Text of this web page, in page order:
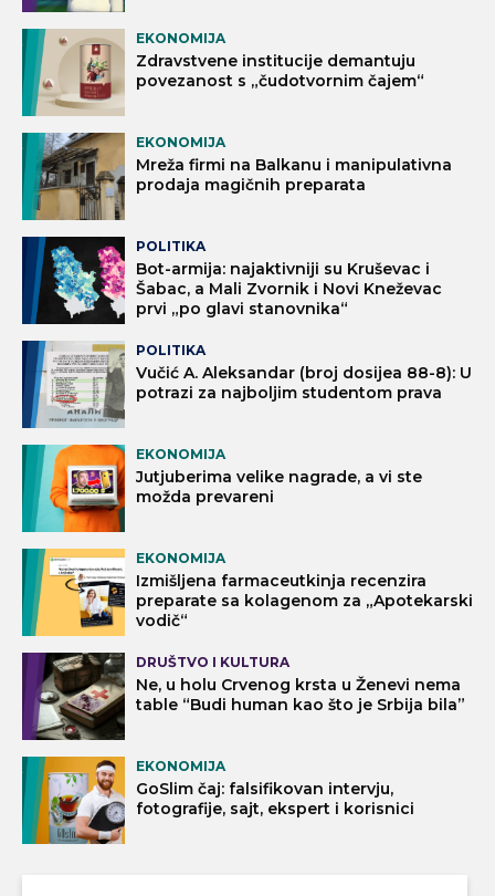
EKONOMIJA
Zdravstvene institucije demantuju
povezanost s „čudotvornim čajem“
EKONOMIJA
Mreža firmi na Balkanu i manipulativna
prodaja magičnih preparata
POLITIKA
Bot-armija: najaktivniji su Kruševac i
Šabac, a Mali Zvornik i Novi Kneževac
prvi „po glavi stanovnika“
POLITIKA
Vučić A. Aleksandar (broj dosijea 88-8): U
potrazi za najboljim studentom prava
EKONOMIJA
Jutjuberima velike nagrade, a vi ste
možda prevareni
EKONOMIJA
Izmišljena farmaceutkinja recenzira
preparate sa kolagenom za „Apotekarski
vodič“
DRUŠTVO I KULTURA
Ne, u holu Crvenog krsta u Ženevi nema
table “Budi human kao što je Srbija bila”
EKONOMIJA
GoSlim čaj: falsifikovan intervju,
fotografije, sajt, ekspert i korisnici